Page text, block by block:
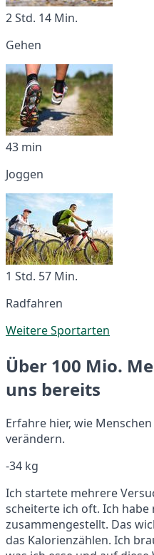
2 Std. 14 Min.
Gehen
43 min
Joggen
1 Std. 57 Min.
Radfahren
Weitere Sportarten
Über 100 Mio.
uns bereits
Erfahre hier, wie
verändern.
-34 kg
Ich startete mehrere
scheiterte ich oft. Ich
zusammengestellt. Das
das Kalorienzählen. Ich